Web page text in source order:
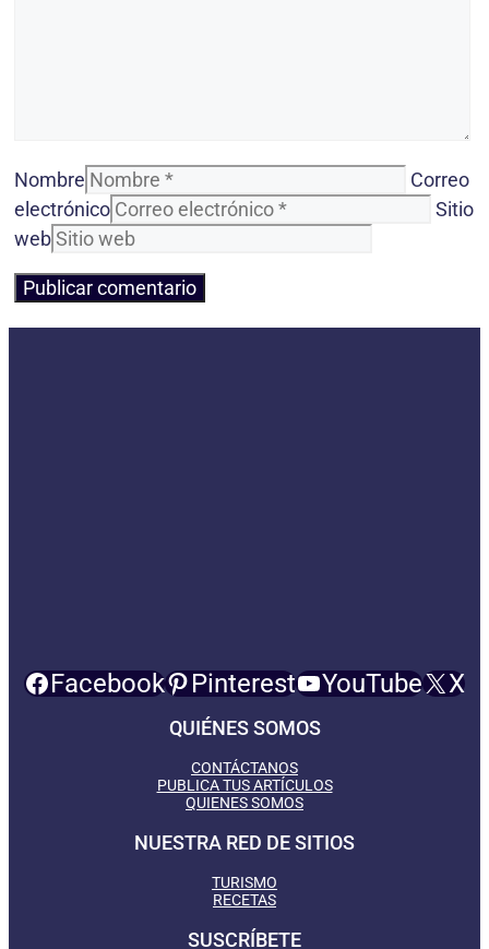
Nombre
Correo
electrónico
Sitio
web
Facebook Pinterest YouTube X
QUIÉNES SOMOS
CONTÁCTANOS
PUBLICA TUS ARTÍCULOS
QUIENES SOMOS
NUESTRA RED DE SITIOS
TURISMO
RECETAS
SUSCRÍBETE